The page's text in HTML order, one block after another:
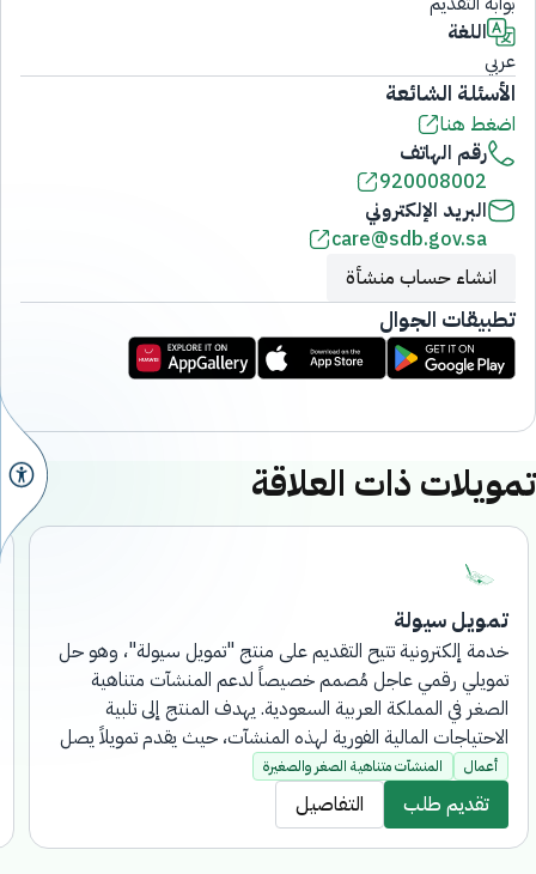
اللغة
عربي
الأسئلة الشائعة
اضغط هنا
رقم الهاتف
920008002
البريد الإلكتروني
care@sdb.gov.sa
انشاء حساب منشأة
تطبيقات الجوال
تمويلات ذات العلاقة
تمويل سيولة
خدمة إلكترونية تتيح التقديم على منتج "تمويل سيولة"، وهو حل
تمويلي رقمي عاجل مُصمم خصيصاً لدعم المنشآت متناهية
الصغر في المملكة العربية السعودية. يهدف المنتج إلى تلبية
الاحتياجات المالية الفورية لهذه المنشآت، حيث يقدم تمويلاً يصل
إلى 500 ألف ريال سعودي للمنشآت التي لا تتجاوز مبيعاتها
السنوية 40 مليون ريال سعودي، وذلك بشكل إلكتروني بالكامل
دون الحاجة لزيارة فروع البنك.
أعمال المنشآت متناهية الصغر والصغيرة
تقديم طلب التفاصيل